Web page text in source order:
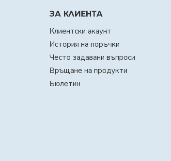
ЗА КЛИЕНТА
Клиентски акаунт
История на поръчки
Често задавани въпроси
Връщане на продукти
Бюлетин